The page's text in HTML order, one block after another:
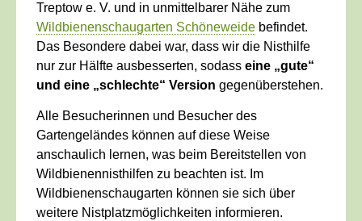
Treptow e. V. und in unmittelbarer Nähe zum
Wildbienenschaugarten Schöneweide befindet.
Das Besondere dabei war, dass wir die Nisthilfe
nur zur Hälfte ausbesserten, sodass eine „gute“
und eine „schlechte“ Version gegenüberstehen.
Alle Besucherinnen und Besucher des
Gartengeländes können auf diese Weise
anschaulich lernen, was beim Bereitstellen von
Wildbienennisthilfen zu beachten ist. Im
Wildbienenschaugarten können sie sich über
weitere Nistplatzmöglichkeiten informieren.